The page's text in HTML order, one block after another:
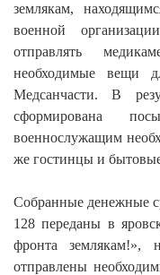
землякам,
военной
отправлять
необходимые вещи
Медсанчасти. В
сформирована
военнослужащим
же гостинцы и
Собранные денежные
128 переданы в
фронта землякам!»,
отправлены